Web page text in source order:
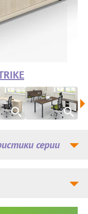
серии